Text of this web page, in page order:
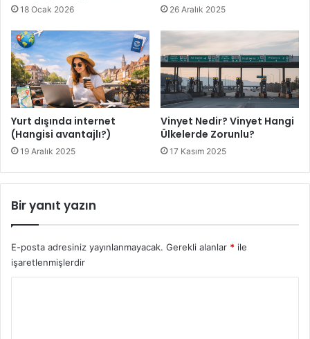
18 Ocak 2026 26 Aralık 2025
Yurt dışında internet
(Hangisi avantajlı?)
19 Aralık 2025
Vinyet Nedir? Vinyet Hangi
Ülkelerde Zorunlu?
17 Kasım 2025
Bir yanıt yazın
E-posta adresiniz yayınlanmayacak. Gerekli alanlar * ile
işaretlenmişlerdir